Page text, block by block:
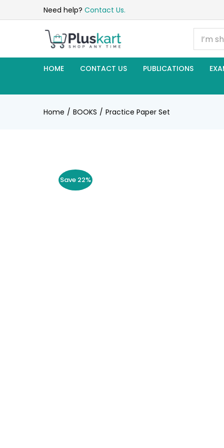
Need help? Contact Us.
HOME CONTACT US PUBLICATIONS
Home BOOKS Practice Paper Set
Save 22%